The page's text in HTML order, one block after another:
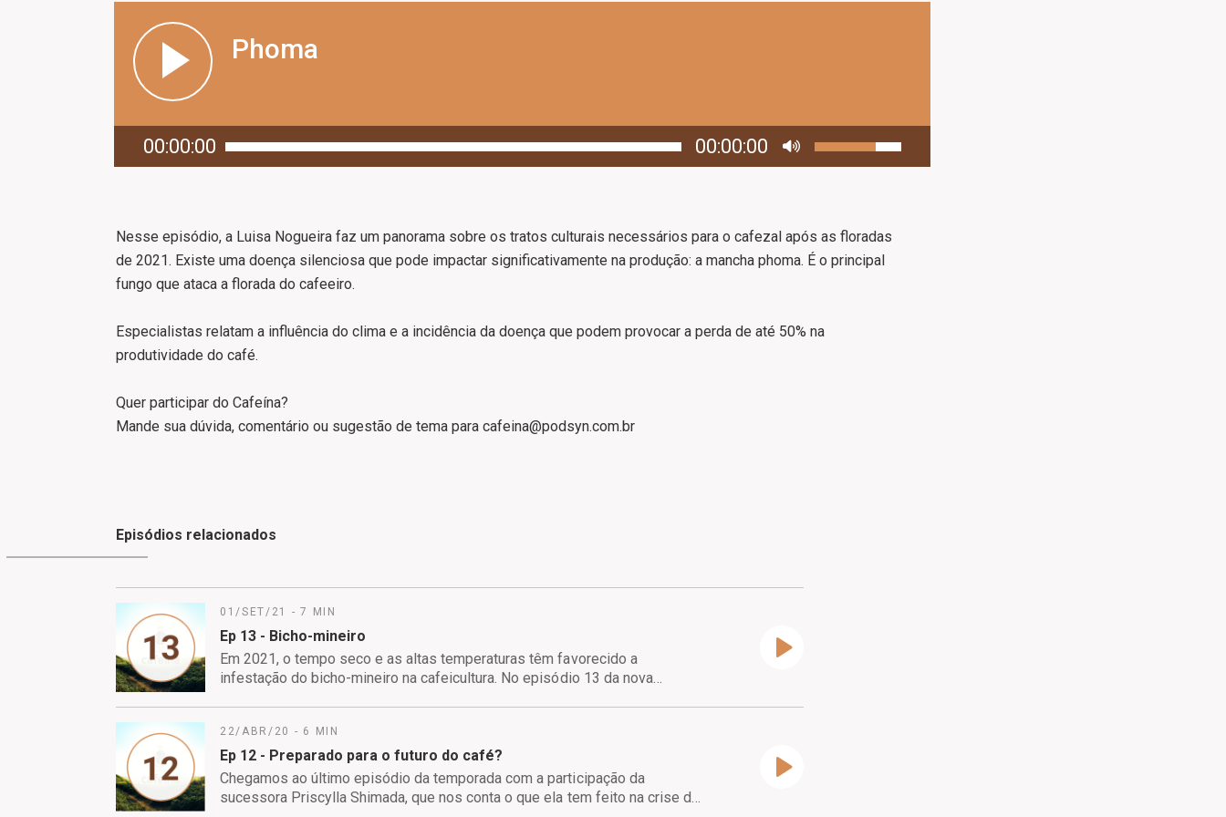
Phoma
00:00:00 00:00:00
Nesse episódio, a Luisa Nogueira faz um panorama sobre os tratos culturais necessários para o cafezal após as floradas
de 2021. Existe uma doença silenciosa que pode impactar significativamente na produção: a mancha phoma. É o principal
fungo que ataca a florada do cafeeiro.
Especialistas relatam a influência do clima e a incidência da doença que podem provocar a perda de até 50% na
produtividade do café.
Quer participar do Cafeína?
Mande sua dúvida, comentário ou sugestão de tema para cafeina@podsyn.com.br
Episódios relacionados
01/SET/21 - 7 MIN
Ep 13 - Bicho-mineiro
Em 2021, o tempo seco e as altas temperaturas têm favorecido a
infestação do bicho-mineiro na cafeicultura. No episódio 13 da nova
detalhes da ação do bicho-mineiro nas folhas do cafezal e o depoimentos
de produtores que estão vivendo isso.
Confira como da aplicação de inseticidas de solo e o manejo de cultura
22/ABR/20 - 6 MIN
Ep 12 - Preparado para o futuro do café?
Chegamos ao último episódio da temporada com a participação da
sucessora Priscylla Shimada, que nos conta o que ela tem feito na crise de